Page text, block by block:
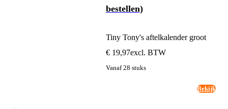
bestellen)
Tiny Tony's aftelkalender groot
€ 19,97excl. BTW
Vanaf 28 stuks
Bekijk